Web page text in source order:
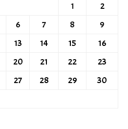
1
2
6 7 8
9
13 14 15
16
20 21 22
23
27 28 29
30